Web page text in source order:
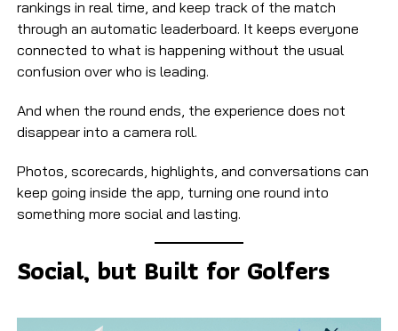
rankings in real time, and keep track of the match
through an automatic leaderboard. It keeps everyone
connected to what is happening without the usual
confusion over who is leading.
And when the round ends, the experience does not
disappear into a camera roll.
Photos, scorecards, highlights, and conversations can
keep going inside the app, turning one round into
something more social and lasting.
Social, but Built for Golfers